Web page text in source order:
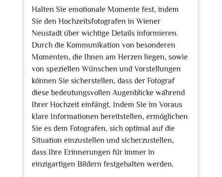
Halten Sie emotionale Momente fest, indem
Sie den Hochzeitsfotografen in Wiener
Neustadt über wichtige Details informieren.
Durch die Kommunikation von besonderen
Momenten, die Ihnen am Herzen liegen, sowie
von speziellen Wünschen und Vorstellungen
können Sie sicherstellen, dass der Fotograf
diese bedeutungsvollen Augenblicke während
Ihrer Hochzeit einfängt. Indem Sie im Voraus
klare Informationen bereitstellen, ermöglichen
Sie es dem Fotografen, sich optimal auf die
Situation einzustellen und sicherzustellen,
dass Ihre Erinnerungen für immer in
einzigartigen Bildern festgehalten werden.